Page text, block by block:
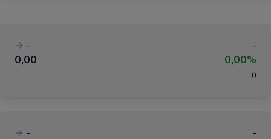
-
-
0,00
0,00%
( )
-
-